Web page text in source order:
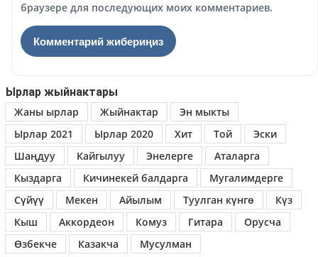
браузере для последующих моих комментариев.
Ырлар жыйнактары
Жаны ырлар
Жыйнактар
Эн мыкты
Ырлар 2021
Ырлар 2020 Хит Той
Эски
Шаңдуу
Кайгылуу Энелерге
Аталарга
Кыздарга
Кичинекей балдарга
Мугалимдерге
Сүйүү
Мекен Айылым Туулган күнгө
Күз
Кыш
Аккордеон Комуз Гитара
Орусча
Өзбекче
Казакча Мусулман